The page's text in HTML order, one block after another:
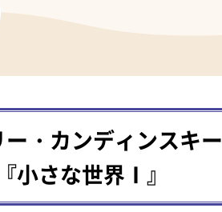
ー・カンディンスキー
『小さな世界Ⅰ』